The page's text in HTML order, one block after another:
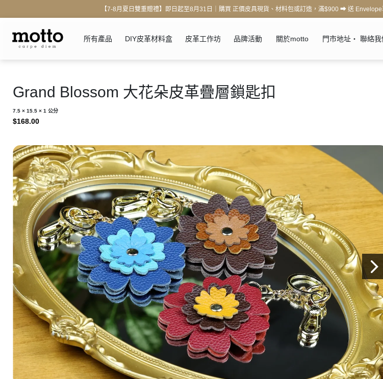
【7-8月夏日雙重贈禮】即日起至8月31日｜購買 正價皮具現貨、材料包或訂造，滿$900 ⮕ 送
所有產品 DIY皮革材料盒 皮革工作坊 品牌活動 關於motto 門市地址・ 聯絡我
Grand Blossom 大花朵皮革疊層鎖匙扣
7.5 × 15.5 × 1 公分
$168.00